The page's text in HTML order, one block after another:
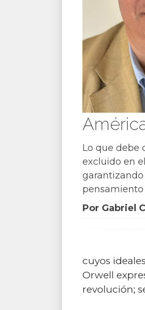
Lo que debe
excluido en
pensamiento
Por Gabriel
cuyos
Orwell
revolución;